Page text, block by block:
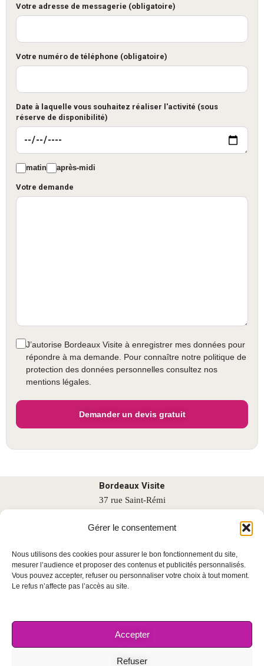
Gérer le consentement
Nous utilisons des cookies pour assurer le bon fonctionnement du site,
mesurer l’audience et proposer des contenus et publicités personnalisés.
Vous pouvez accepter, refuser ou personnaliser votre choix à tout moment.
Le refus n’affecte pas l’accès au site.
Accepter
Refuser
Votre adresse de messagerie (obligatoire)
Votre numéro de téléphone (obligatoire)
Date à laquelle vous souhaitez réaliser l'activité (sous
réserve de disponibilité)
matin après-midi
Votre demande
J’autorise Bordeaux Visite à enregistrer mes données pour
répondre à ma demande. Pour connaître notre politique de
protection des données personnelles consultez nos
mentions légales.
Bordeaux Visite
37 rue Saint-Rémi
contact@bordeauxvisite.com
Lundi-Samedi : 09-19h
Recrutement
Partenariat
Mentions légales